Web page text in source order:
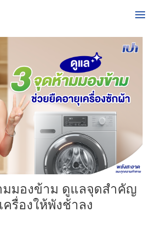
มมองข้าม ดูแลจุดสำคัญ
รื่องให้พังช้าลง